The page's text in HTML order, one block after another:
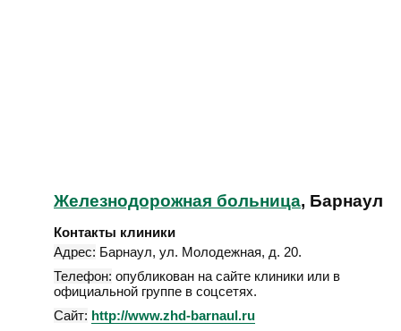
Железнодорожная больница, Барнаул
Контакты клиники
Адрес: Барнаул, ул. Молодежная, д. 20.
Телефон: опубликован на сайте клиники или в
официальной группе в соцсетях.
Сайт: http://www.zhd-barnaul.ru